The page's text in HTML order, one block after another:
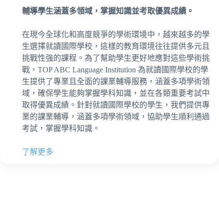
輔導學生涵蓋多領域，掌握知識並考取優異成績。
在現今全球化和高度競爭的學術環境中，越來越多的學
生選擇就讀國際學校，這樣的教育環境往往提供多元且
挑戰性強的課程。為了幫助學生更好地應對這些學術挑
戰，TOP ABC Language Institution 為就讀國際學校的學
生提供了專業且全面的課業輔導服務，涵蓋多項學術領
域，確保學生能夠掌握學科知識，並在各類重要考試中
取得優異成績。針對就讀國際學校的學生，我們提供專
業的課業輔導，涵蓋多項學術領域，協助學生順利通過
考試，掌握學科知識。
了解更多